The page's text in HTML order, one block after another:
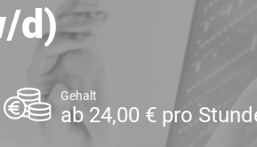
d)
Gehalt
ab 24,00 € pro